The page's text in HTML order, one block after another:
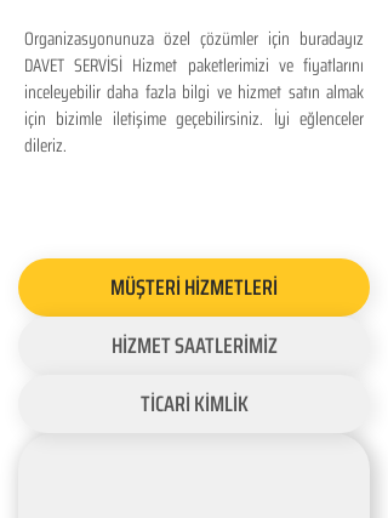
Organizasyonunuza özel çözümler için buradayız
DAVET SERVİSİ Hizmet paketlerimizi ve fiyatlarını
inceleyebilir daha fazla bilgi ve hizmet satın almak
için bizimle iletişime geçebilirsiniz. İyi eğlenceler
dileriz.
MÜŞTERİ HİZMETLERİ
HİZMET SAATLERİMİZ
TİCARİ KİMLİK